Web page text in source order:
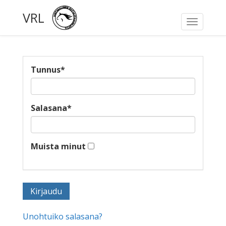
Toggle
VRL
Tunnus*
Salasana*
Muista minut
Unohtuiko salasana?